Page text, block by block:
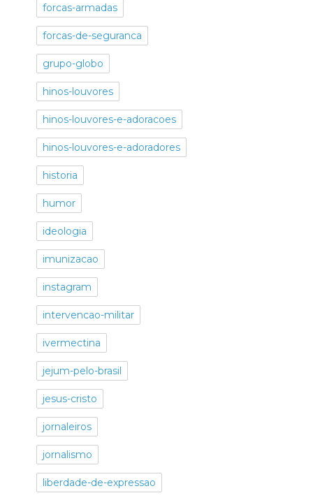
forcas-armadas
forcas-de-seguranca
grupo-globo
hinos-louvores
hinos-louvores-e-adoracoes
hinos-louvores-e-adoradores
historia
humor
ideologia
imunizacao
instagram
intervencao-militar
ivermectina
jejum-pelo-brasil
jesus-cristo
jornaleiros
jornalismo
liberdade-de-expressao